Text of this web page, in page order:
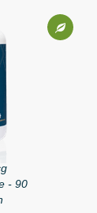
- 90